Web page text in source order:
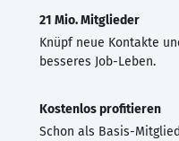
21 Mio. Mitglieder
Knüpf neue Kontakte
besseres Job-Leben.
Kostenlos profitieren
Schon als Basis-